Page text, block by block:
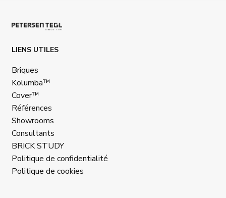
LIENS UTILES
Briques
Kolumba™
Cover™
Références
Showrooms
Consultants
BRICK STUDY
Politique de confidentialité
Politique de cookies